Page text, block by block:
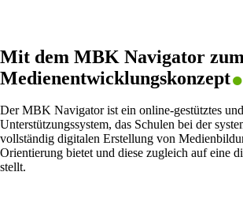
Mit dem MBK Navigator
Medienentwicklungs­konzept
Der MBK Navigator ist ein online-gestütztes
Unterstützungssystem, das Schulen bei der
vollständig digitalen Erstellung von
Orientierung bietet und diese zugleich auf eine
stellt.